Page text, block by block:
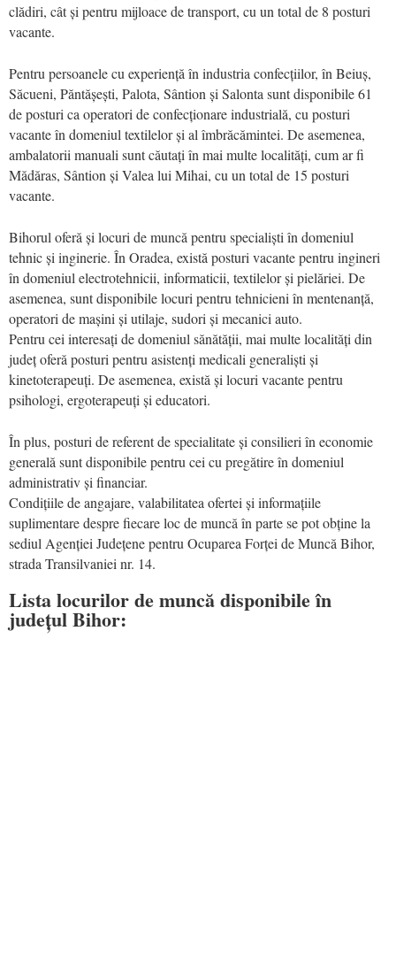
clădiri, cât și pentru mijloace de transport, cu un total de 8 posturi
vacante.
Pentru persoanele cu experiență în industria confecțiilor, în Beiuș,
Săcueni, Păntășești, Palota, Sântion și Salonta sunt disponibile 61
de posturi ca operatori de confecționare industrială, cu posturi
vacante în domeniul textilelor și al îmbrăcămintei. De asemenea,
ambalatorii manuali sunt căutați în mai multe localități, cum ar fi
Mădăras, Sântion și Valea lui Mihai, cu un total de 15 posturi
vacante.
Bihorul oferă și locuri de muncă pentru specialiști în domeniul
tehnic și inginerie. În Oradea, există posturi vacante pentru ingineri
în domeniul electrotehnicii, informaticii, textilelor și pielăriei. De
asemenea, sunt disponibile locuri pentru tehnicieni în mentenanță,
operatori de mașini și utilaje, sudori și mecanici auto.
Pentru cei interesați de domeniul sănătății, mai multe localități din
județ oferă posturi pentru asistenți medicali generaliști și
kinetoterapeuți. De asemenea, există și locuri vacante pentru
psihologi, ergoterapeuți și educatori.
În plus, posturi de referent de specialitate și consilieri în economie
generală sunt disponibile pentru cei cu pregătire în domeniul
administrativ și financiar.
Condițiile de angajare, valabilitatea ofertei și informațiile
suplimentare despre fiecare loc de muncă în parte se pot obține la
sediul Agenției Județene pentru Ocuparea Forței de Muncă Bihor,
strada Transilvaniei nr. 14.
Lista locurilor de muncă disponibile în
județul Bihor: